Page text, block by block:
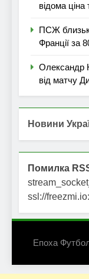
відома
ПСЖ
Франції за
Олександр
від матчу
Новини
Помилка
ssl://
Епоха